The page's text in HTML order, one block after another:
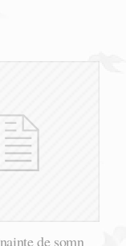
de somn